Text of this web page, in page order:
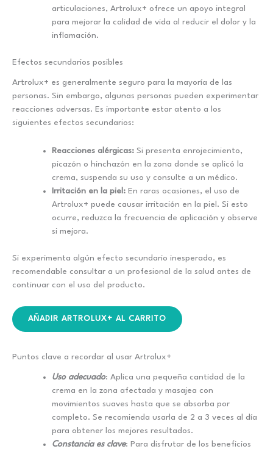
articulaciones, Artrolux+ ofrece un apoyo integral
para mejorar la calidad de vida al reducir el dolor y la
inflamación.
Efectos secundarios posibles
Artrolux+ es generalmente seguro para la mayoría de las
personas. Sin embargo, algunas personas pueden experimentar
reacciones adversas. Es importante estar atento a los
siguientes efectos secundarios:
Reacciones alérgicas: Si presenta enrojecimiento,
picazón o hinchazón en la zona donde se aplicó la
crema, suspenda su uso y consulte a un médico.
Irritación en la piel: En raras ocasiones, el uso de
Artrolux+ puede causar irritación en la piel. Si esto
ocurre, reduzca la frecuencia de aplicación y observe
si mejora.
Si experimenta algún efecto secundario inesperado, es
recomendable consultar a un profesional de la salud antes de
continuar con el uso del producto.
AÑADIR ARTROLUX+ AL CARRITO
Puntos clave a recordar al usar Artrolux+
Uso adecuado: Aplica una pequeña cantidad de la
crema en la zona afectada y masajea con
movimientos suaves hasta que se absorba por
completo. Se recomienda usarla de 2 a 3 veces al día
para obtener los mejores resultados.
Constancia es clave: Para disfrutar de los beneficios